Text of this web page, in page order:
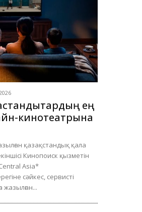
ең
кинотеатрына
қазақстандық қала
Кинопоиск қызметін
Asia*
сәйкес, сервисті
жазылған...